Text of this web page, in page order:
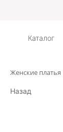
Каталог
Женские платья
Назад